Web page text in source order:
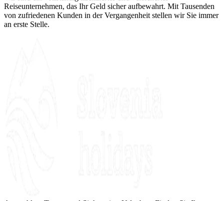
Reiseunternehmen, das Ihr Geld sicher aufbewahrt. Mit Tausenden
von zufriedenen Kunden in der Vergangenheit stellen wir Sie immer
an erste Stelle.